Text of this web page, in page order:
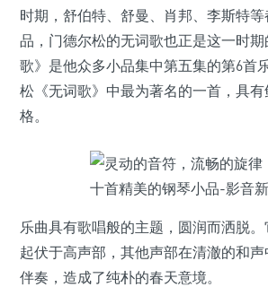
时期，舒伯特、舒曼、肖邦、李斯特
品，门德尔松的无词歌也正是这一时
歌》是他众多小品集中第五集的第6首
松《无词歌》中最为著名的一首，具
格。
乐曲具有歌唱般的主题，圆润而洒脱
起伏于高声部，其他声部在清澈的和
伴奏，造成了纯朴的春天意境。